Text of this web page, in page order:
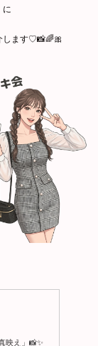
に
します♡📸🌈🎀
映え」📸✨